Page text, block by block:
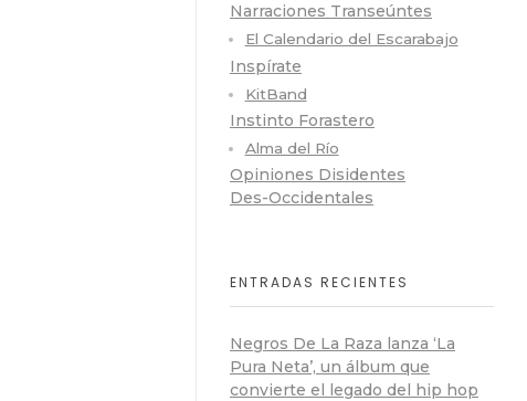
Narraciones Transeúntes
El Calendario del Escarabajo
Inspírate
KitBand
Instinto Forastero
Alma del Río
Opiniones Disidentes
Des-Occidentales
ENTRADAS RECIENTES
Negros De La Raza lanza ‘La
Pura Neta’, un álbum que
convierte el legado del hip hop